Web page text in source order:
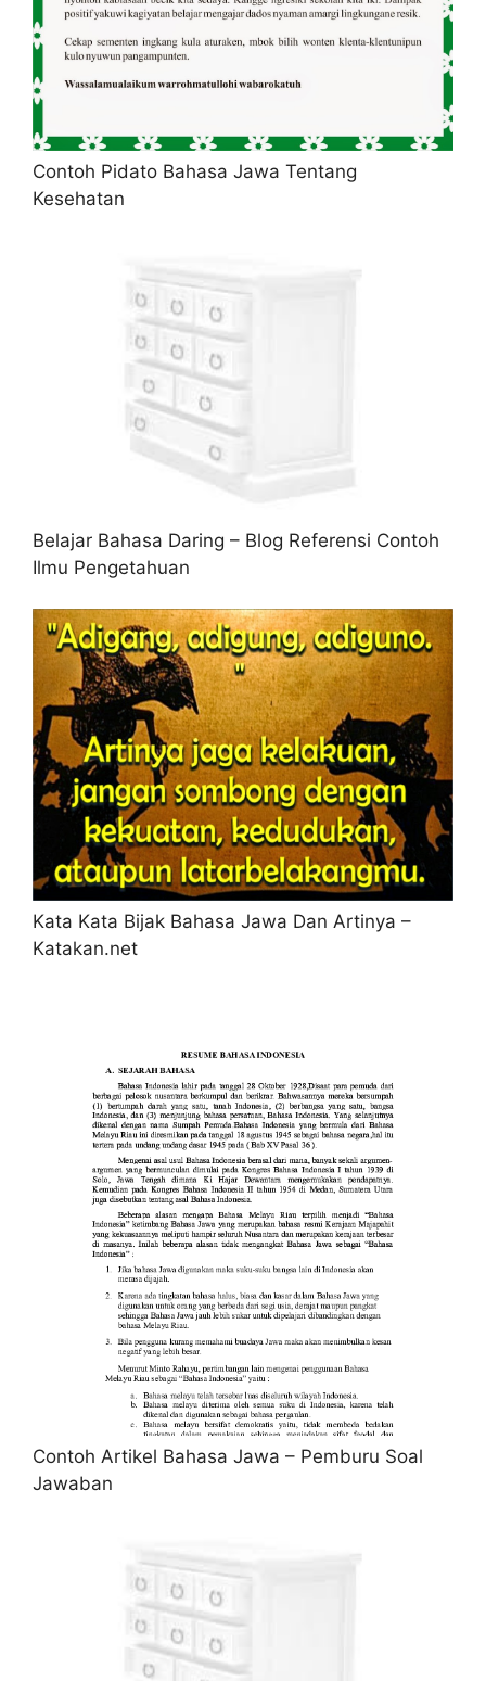
Contoh Pidato Bahasa Jawa Tentang
Kesehatan
Belajar Bahasa Daring – Blog Referensi Contoh
Ilmu Pengetahuan
Kata Kata Bijak Bahasa Jawa Dan Artinya –
Katakan.net
Contoh Artikel Bahasa Jawa – Pemburu Soal
Jawaban